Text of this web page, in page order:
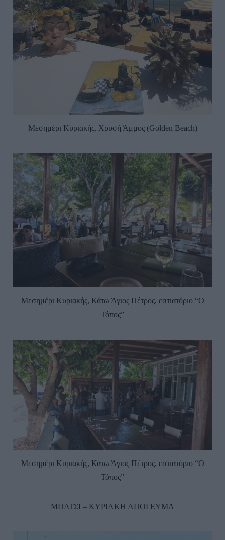
Μεσημέρι Κυριακής, Χρυσή Άμμος (Golden Beach)
Μεσημέρι Κυριακής, Κάτω Άγιος Πέτρος, εστιατόριο “Ο
Τόπος”
Μεσημέρι Κυριακής, Κάτω Άγιος Πέτρος, εστιατόριο “Ο
Τόπος”
ΜΠΑΤΣΙ – ΚΥΡΙΑΚΗ ΑΠΟΓΕΥΜΑ